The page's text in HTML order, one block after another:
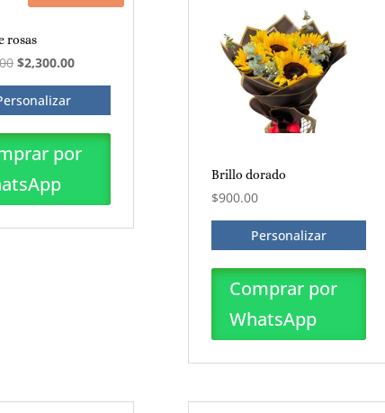
rosas
El
precio
original
$2,300.00El
precio
por
Brillo dorado
$900.00
Personalizar
Comprar por
WhatsApp